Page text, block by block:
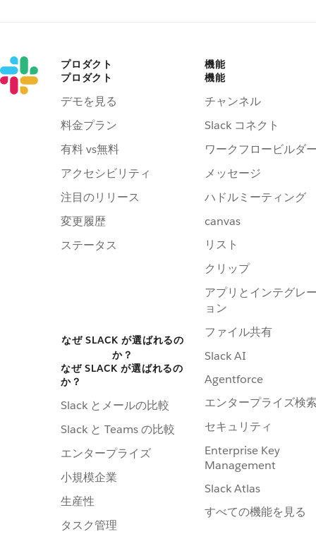
プロダクト
プロダクト
デモを見る
料金プラン
有料 vs無料
アクセシビリティ
注目のリリース
変更履歴
ステータス
なぜ SLACK が選ばれるの
か？
なぜ SLACK が選ばれるの
か？
Slack とメールの比較
Slack と Teams の比較
エンタープライズ
小規模企業
生産性
タスク管理
機能
機能
チャンネル
Slack コネクト
ワークフロービルダ
メッセージ
ハドルミーティング
canvas
リスト
クリップ
アプリとインテグレ
ョン
ファイル共有
Slack AI
Agentforce
エンタープライズ検
セキュリティ
Enterprise Key
Management
Slack Atlas
すべての機能を見る